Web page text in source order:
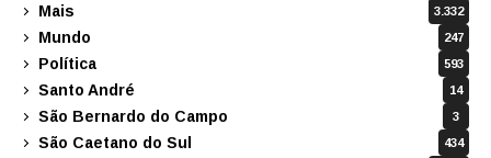
Mais 3.332
Mundo 247
Política 593
Santo André 14
São Bernardo do Campo 3
São Caetano do Sul 434